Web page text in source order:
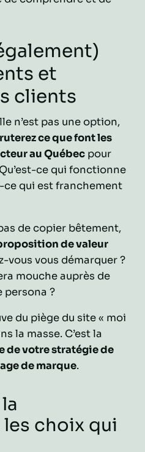
et
clients
n’est pas une option,
ce que font les
au Québec pour
ce qui fonctionne
ce qui est franchement
de copier bêtement,
de valeur
vous vous démarquer ?
mouche auprès de
persona ?
du piège du site « moi
la masse. C’est la
de votre stratégie de
de marque.
choix qui